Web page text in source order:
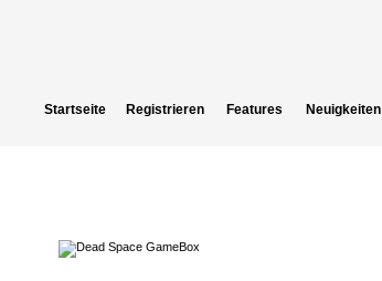
Startseite Registrieren Features Neuigkeiten